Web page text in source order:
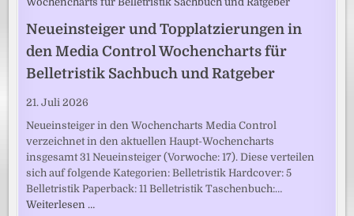
Neueinsteiger und Topplatzierungen in
den Media Control Wochencharts für
Belletristik Sachbuch und Ratgeber
21. Juli 2026
Neueinsteiger in den Wochencharts Media Control
verzeichnet in den aktuellen Haupt-Wochencharts
insgesamt 31 Neueinsteiger (Vorwoche: 17). Diese verteilen
sich auf folgende Kategorien: Belletristik Hardcover: 5
Belletristik Paperback: 11 Belletristik Taschenbuch:…
Weiterlesen …